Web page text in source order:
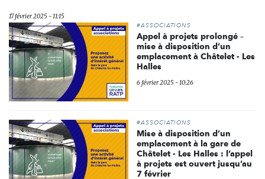
17 février 2025 - 11:15
#ASSOCIATIONS
Appel à projets prolongé –
mise à disposition d’un
emplacement à Châtelet - Les
Halles
6 février 2025 - 10:26
#ASSOCIATIONS
Mise à disposition d’un
emplacement à la gare de
Châtelet - Les Halles : l’appel
à projets est ouvert jusqu’au
7 février